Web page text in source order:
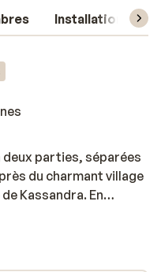
Installations
deux parties, séparées
du charmant village
Kassandra. En
sur la plage, prêt à
à l’une des